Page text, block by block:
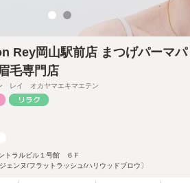
Rey岡山駅前店 まつげパーマパ
毛専門店
レイ オカヤマエキマエテン
トラルビル１号館 ６Ｆ
ェンヌ/フラットラッシュ/ハリウッドブロウ〕